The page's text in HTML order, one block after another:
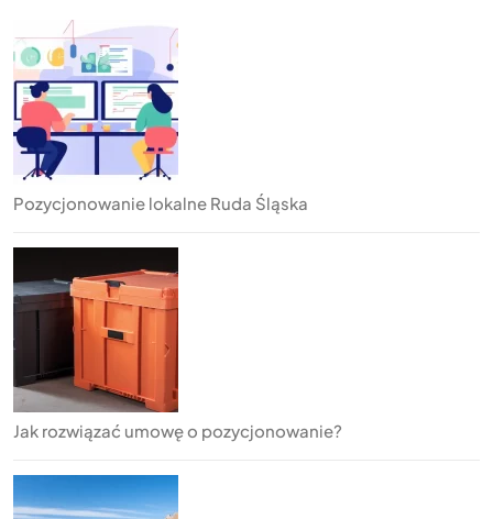
Pozycjonowanie lokalne Ruda Śląska
Jak rozwiązać umowę o pozycjonowanie?